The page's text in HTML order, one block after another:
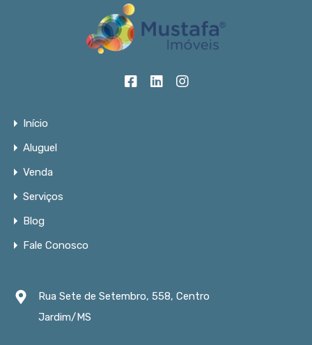
Início
Aluguel
Venda
Serviços
Blog
Fale Conosco
Rua Sete de Setembro, 558, Centro
Jardim/MS